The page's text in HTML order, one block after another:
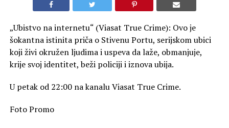
„Ubistvo na internetu“ (Viasat True Crime): Ovo je
šokantna istinita priča o Stivenu Portu, serijskom ubici
koji živi okružen ljudima i uspeva da laže, obmanjuje,
krije svoj identitet, beži policiji i iznova ubija.
U petak od 22:00 na kanalu Viasat True Crime.
Foto Promo